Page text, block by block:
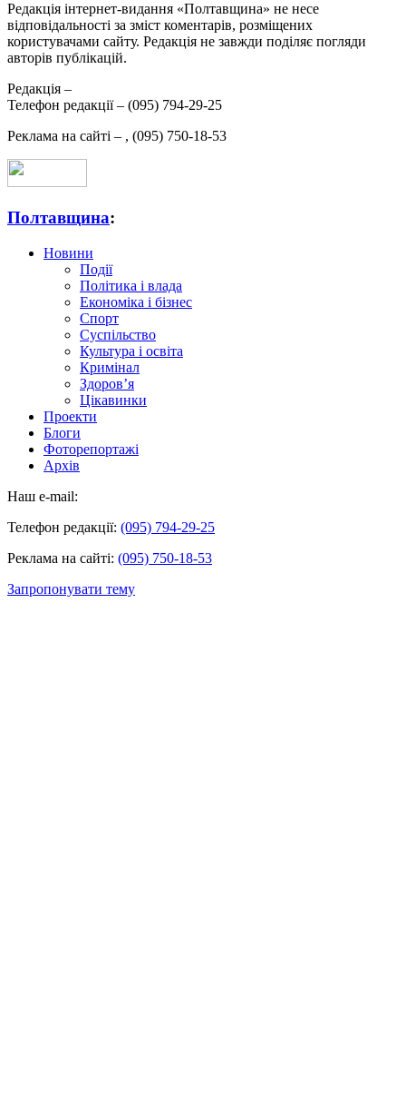
Редакція інтернет-видання «Полтавщина» не несе
відповідальності за зміст коментарів, розміщених
користувачами сайту. Редакція не завжди поділяє погляди
авторів публікацій.
Редакція –
Телефон редакції – (095) 794-29-25
Реклама на сайті – , (095) 750-18-53
Полтавщина:
Новини
Події
Політика і влада
Економіка і бізнес
Спорт
Суспільство
Культура і освіта
Кримінал
Здоров’я
Цікавинки
Проекти
Блоги
Фоторепортажі
Архів
Наш e-mail:
Телефон редакції: (095) 794-29-25
Реклама на сайті: (095) 750-18-53
Запропонувати тему